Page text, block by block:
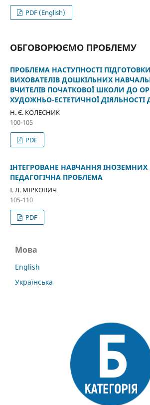
PDF (English)
ОБГОВОРЮЄМО ПРОБЛЕМУ
ПРОБЛЕМА НАСТУПНОСТІ
ВИХОВАТЕЛІВ ДОШКІЛЬНИХ
ВЧИТЕЛІВ ПОЧАТКОВОЇ ШКОЛИ ДО
ХУДОЖНЬО-ЕСТЕТИЧНОЇ ДІЯЛЬНОСТІ
Н. Є. КОЛЕСНИК
100-105
PDF
ІНТЕГРОВАНЕ НАВЧАННЯ
ПЕДАГОГІЧНА ПРОБЛЕМА
І. Л. МІРКОВИЧ
105-110
PDF
Мова
English
Українська